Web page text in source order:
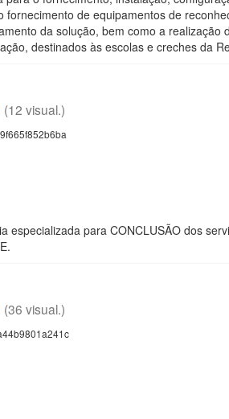
fornecimento de equipamentos de
da solução, bem como a
destinados às escolas e creches da
(12 visual.)
especializada para CONCLUSÃO dos
(36 visual.)